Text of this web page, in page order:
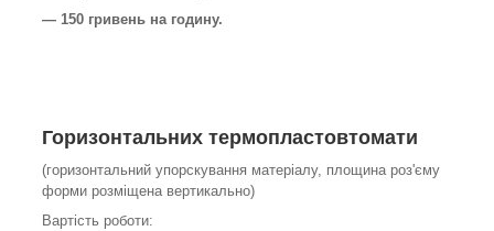
— 150 гривень на годину.
Горизонтальних термопластовтомати
(горизонтальний упорскування матеріалу, площина роз'єму
форми розміщена вертикально)
Вартість роботи: